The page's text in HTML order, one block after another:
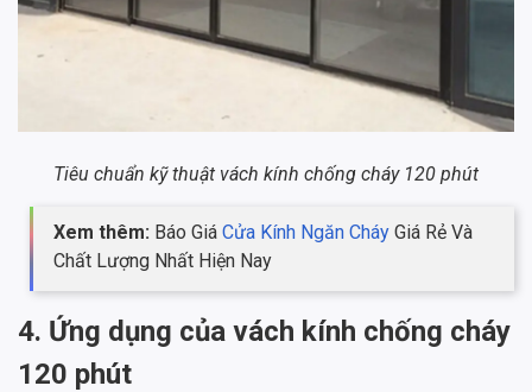
Tiêu chuẩn kỹ thuật vách kính chống cháy 120 phút
Xem thêm: Báo Giá Cửa Kính Ngăn Cháy Giá Rẻ Và
Chất Lượng Nhất Hiện Nay
4. Ứng dụng của vách kính chống cháy
120 phút